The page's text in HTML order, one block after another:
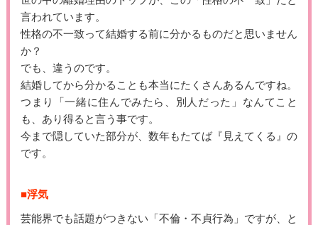
言われています。
性格の不一致って結婚する前に分かるものだと思いません
か？
でも、違うのです。
結婚してから分かることも本当にたくさんあるんですね。
つまり「一緒に住んでみたら、別人だった」なんてこと
も、あり得ると言う事です。
今まで隠していた部分が、数年もたてば『見えてくる』の
です。
■浮気
芸能界でも話題がつきない「不倫・不貞行為」ですが、と